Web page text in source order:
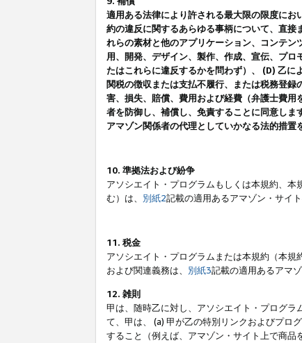
適用ある法律により許される最大限の限度に
約の違反に関するあらゆる事柄について、直
れらの素材と他のアプリケーション、コンテ
用、開発、デザイン、製作、作成、宣伝、プ
たはこれらに違反するかを問わず）、 (D) 乙
関税の徴収または支払不履行、または税務登
害、損失、賠償、費用および経費（弁護士費
者を防御し、補償し、免責することに同意し
アマゾン関係者の代理としていかなる法的措置
10. 準拠法および紛争
アソシエイト・プログラムもしくは本規約、
む）は、 別紙2記載の適用あるアマゾン・サイ
11. 税金
アソシエイト・プログラムまたは本規約（本
および関連義務は、 別紙3記載の適用あるアマ
12. 雑則
甲は、随時乙に対し、アソシエイト・プログラ
て、甲は、 (a) 甲が乙の特別リンクおよびプロ
すること（例えば、アマゾン・サイト上で商